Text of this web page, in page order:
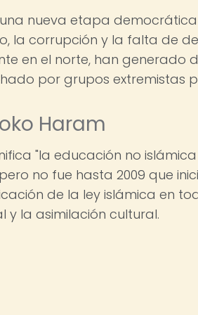
una nueva etapa
la corrupción y la falta de
en el norte, han generado
por grupos extremistas
Haram
"la educación no
no fue hasta 2009 que
de la ley islámica en
y la asimilación cultural.